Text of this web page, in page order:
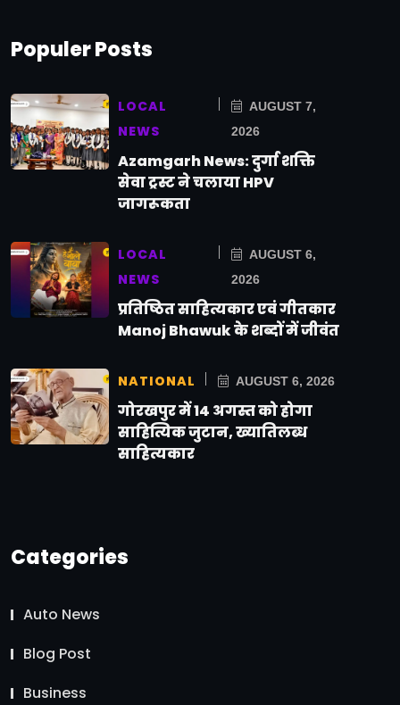
Populer Posts
LOCAL
NEWS
AUGUST 7,
2026
Azamgarh News: दुर्गा शक्ति
सेवा ट्रस्ट ने चलाया HPV
जागरूकता
LOCAL
NEWS
AUGUST 6,
2026
प्रतिष्ठित साहित्यकार एवं गीतकार
Manoj Bhawuk के शब्दों में जीवंत
NATIONAL AUGUST 6, 2026
गोरखपुर में 14 अगस्त को होगा
साहित्यिक जुटान, ख्यातिलब्ध
साहित्यकार
Categories
Auto News
Blog Post
Business